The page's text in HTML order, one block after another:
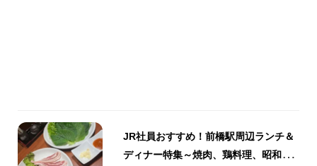
JR社員おすすめ！前橋駅周辺ランチ＆
ディナー特集～焼肉、鶏料理、昭和レ